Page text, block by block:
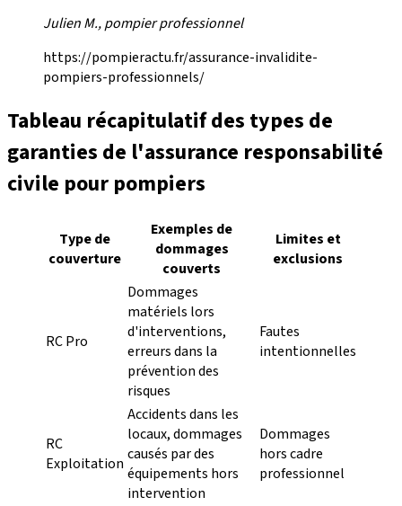
Julien M., pompier professionnel
https://pompieractu.fr/assurance-invalidite-
pompiers-professionnels/
Tableau récapitulatif des types de
garanties de l'assurance responsabilité
civile pour pompiers
Type de
couverture
Exemples de
dommages
couverts
Limites et
exclusions
RC Pro
Dommages
matériels lors
d'interventions,
erreurs dans la
prévention des
risques
Fautes
intentionnelles
RC
Exploitation
Accidents dans les
locaux, dommages
causés par des
équipements hors
intervention
Dommages
hors cadre
professionnel